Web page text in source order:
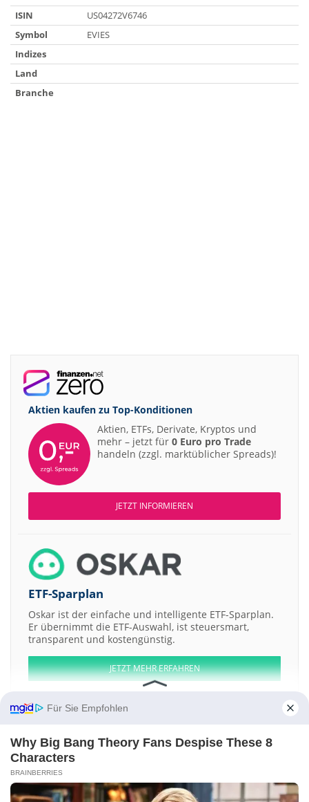
ISIN
US04272V6746
Symbol
EVIES
Indizes
Land
Branche
Aktien kaufen zu Top-Konditionen
Aktien, ETFs, Derivate, Kryptos und
mehr – jetzt für 0 Euro pro Trade
handeln (zzgl. marktüblicher Spreads)!
JETZT INFORMIEREN
ETF-Sparplan
Oskar ist der einfache und intelligente ETF-Sparplan.
Er übernimmt die ETF-Auswahl, ist steuersmart,
transparent und kostengünstig.
JETZT MEHR ERFAHREN
Aktien ATX DAX EuroStoxx 50 Dow Jones NASDAQ 100 Nikkei 225
Weitere Aktien:
Für Sie Empfohlen
Why Big Bang Theory Fans Despise These 8
Characters
BRAINBERRIES